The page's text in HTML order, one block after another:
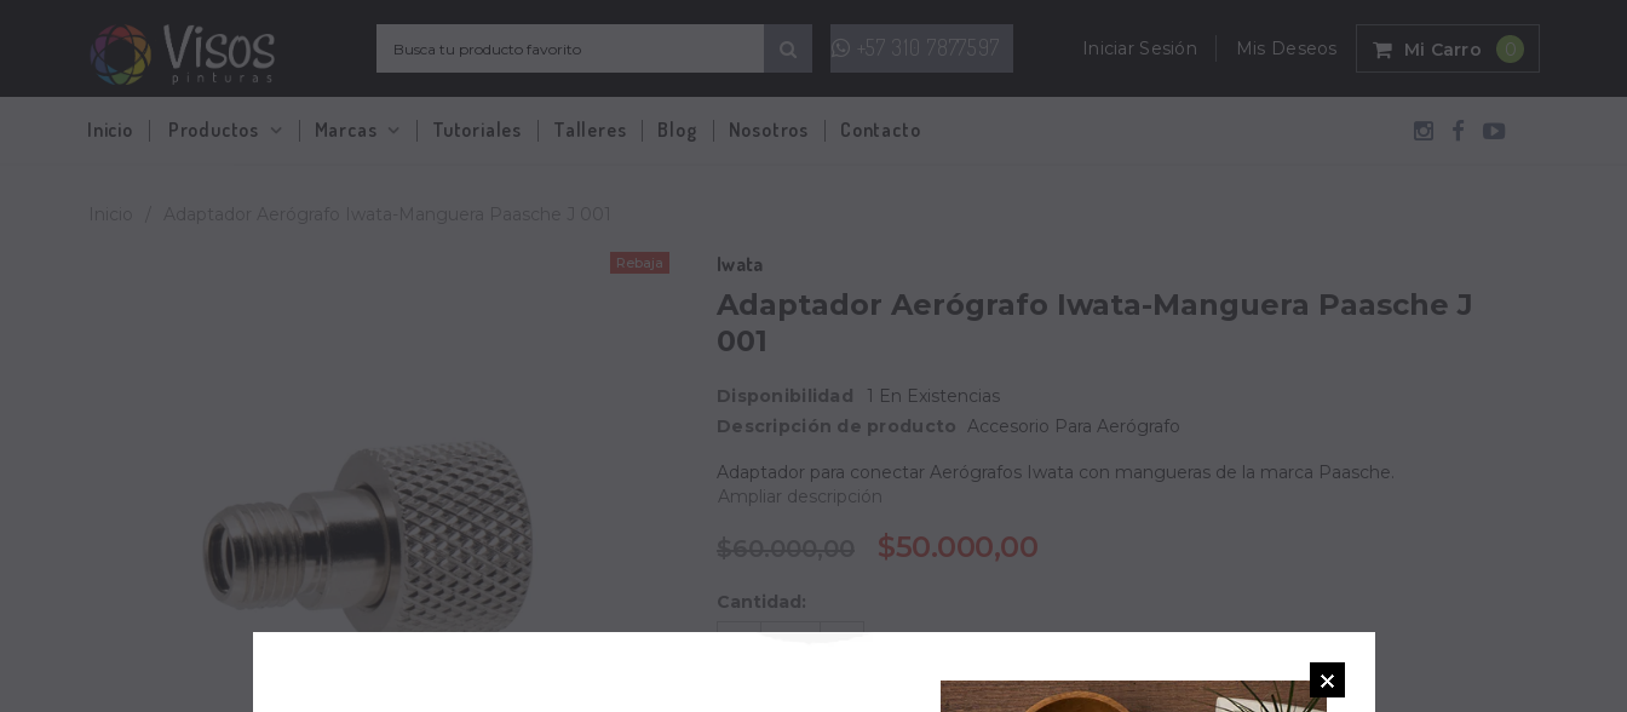
Mi Carro 0
Iniciar Sesión Mis Deseos
+57 310 7877597
Inicio Productos Marcas Tutoriales Talleres Blog Nosotros Contacto
Rebaja Iwata
Adaptador Aerógrafo Iwata-Manguera Paasche J
001
Disponibilidad
1 En Existencias
Descripción de producto Accesorio Para Aerógrafo
Adaptador para conectar Aerógrafos Iwata con mangueras de la marca Paasche.
Ampliar descripción
$50.000,00
Cantidad: